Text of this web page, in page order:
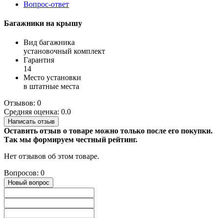
Вопрос-ответ
Багажники на крышу
Вид багажника
установочный комплект
Гарантия
14
Место установки
в штатные места
Отзывов: 0
Средняя оценка: 0.0
Написать отзыв
Оставить отзыв о товаре можно только после его покупки.
Так мы формируем честный рейтинг.
Нет отзывов об этом товаре.
Вопросов: 0
Новый вопрос